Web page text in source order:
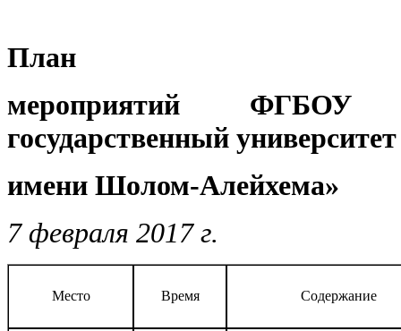
План
мероприятий ФГБОУ
государственный университет
имени Шолом-Алейхема»
7 февраля 2017 г.
Место Время Содержание